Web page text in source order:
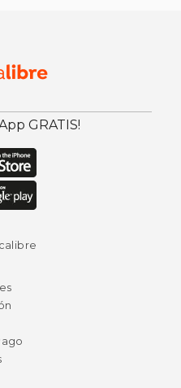
GRATIS!